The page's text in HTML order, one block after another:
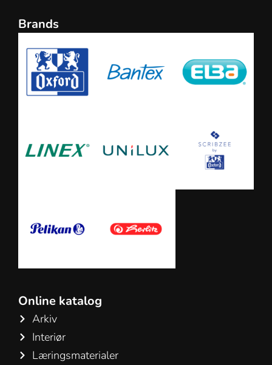
Brands
Online katalog
Arkiv
Interiør
Læringsmaterialer